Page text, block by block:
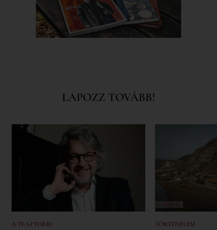
LAPOZZ TOVÁBB!
A TE SZTORID TÖRTÉNELEM